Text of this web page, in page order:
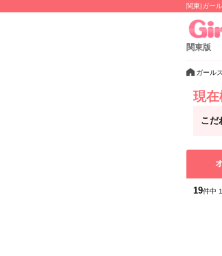
関東|ガー
関東版
ガール
現
こだ
19件中